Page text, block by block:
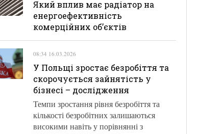
Який вплив має радіатор на
енергоефективність
комерційних об’єктів
08:34 16.03.2026
У Польщі зростає безробіття та
скорочується зайнятість у
бізнесі – дослідження
Темпи зростання рівня безробіття та
кількості безробітних залишаються
високими навіть у порівнянні з